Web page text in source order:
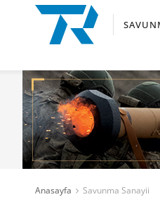
Anasayfa Savunma Sanayii